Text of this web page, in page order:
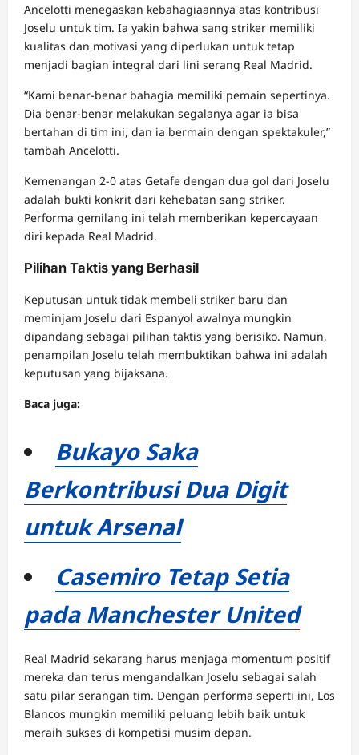
Ancelotti menegaskan kebahagiaannya atas kontribusi
Joselu untuk tim. Ia yakin bahwa sang striker memiliki
kualitas dan motivasi yang diperlukan untuk tetap
menjadi bagian integral dari lini serang Real Madrid.
“Kami benar-benar bahagia memiliki pemain sepertinya.
Dia benar-benar melakukan segalanya agar ia bisa
bertahan di tim ini, dan ia bermain dengan spektakuler,”
tambah Ancelotti.
Kemenangan 2-0 atas Getafe dengan dua gol dari Joselu
adalah bukti konkrit dari kehebatan sang striker.
Performa gemilang ini telah memberikan kepercayaan
diri kepada Real Madrid.
Pilihan Taktis yang Berhasil
Keputusan untuk tidak membeli striker baru dan
meminjam Joselu dari Espanyol awalnya mungkin
dipandang sebagai pilihan taktis yang berisiko. Namun,
penampilan Joselu telah membuktikan bahwa ini adalah
keputusan yang bijaksana.
Baca juga:
Bukayo Saka
Berkontribusi Dua Digit
untuk Arsenal
Casemiro Tetap Setia
pada Manchester United
Real Madrid sekarang harus menjaga momentum positif
mereka dan terus mengandalkan Joselu sebagai salah
satu pilar serangan tim. Dengan performa seperti ini, Los
Blancos mungkin memiliki peluang lebih baik untuk
meraih sukses di kompetisi musim depan.